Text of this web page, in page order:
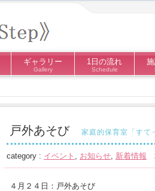
ギャラリー
Gallery
1日の流れ
Schedule
戸外あそび 家庭的保育室「すて
category : イベント , お知らせ, 新着情報
４月２４日：戸外あそび